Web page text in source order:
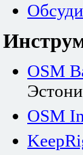
OSM
OSM